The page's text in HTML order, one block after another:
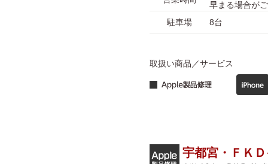
早まる場合が
駐車場
8台
取扱い商品／サービス
宇都宮・ＦＫ